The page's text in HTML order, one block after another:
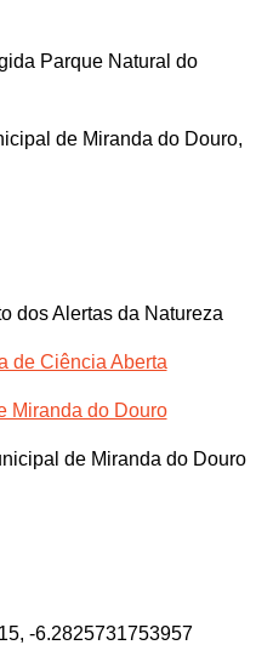
Parque Natural do
de Miranda do Douro,
dos Alertas da Natureza
de Ciência Aberta
Miranda do Douro
de Miranda do Douro
-6.2825731753957